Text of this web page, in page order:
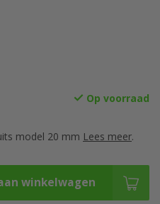
Op voorraad
model 20 mm Lees meer.
winkelwagen